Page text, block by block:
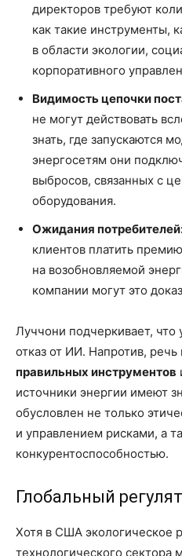
директоров требуют
как такие инструменты,
в области экологии,
корпоративного
Видимость цепочки
не могут действовать
знать, где запускаются
энергосетям они
выбросов, связанных с
оборудования.
Ожидания
клиентов платить
на возобновляемой
компании могут это
Луччони подчеркивает, что
отказ от ИИ. Напротив, речь
правильных инструментов
источники энергии имеют
обусловлен не только
и управлением рисками, а
конкурентоспособностью.
Глобальный
Хотя в США экологическое
технологического сектора